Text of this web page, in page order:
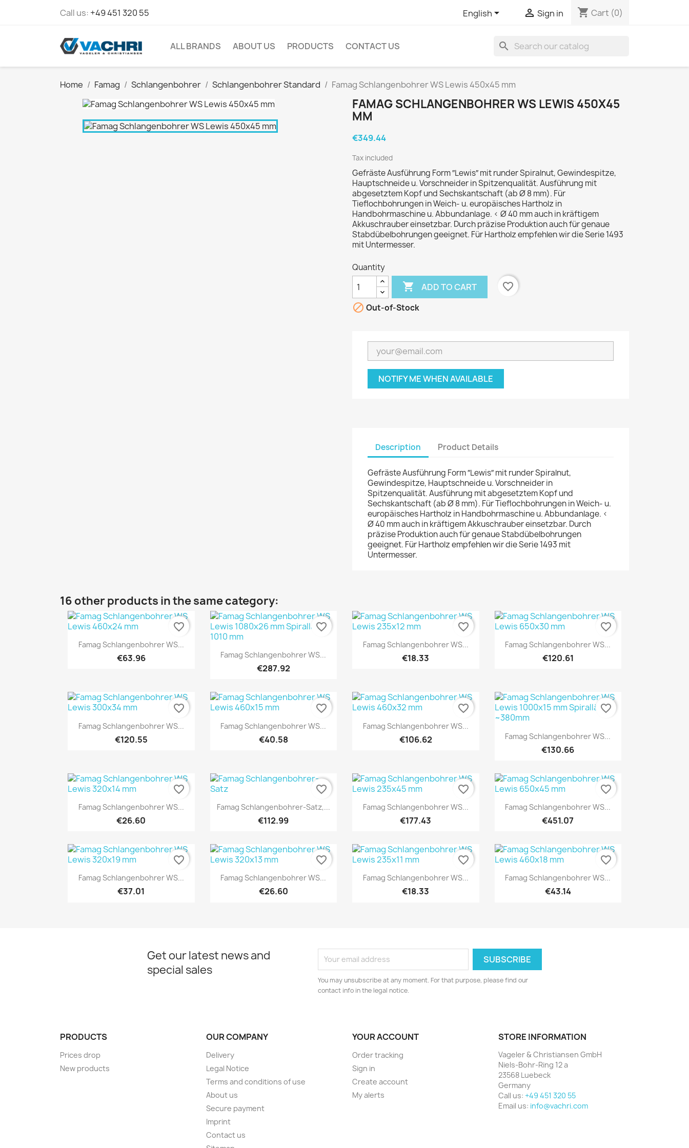
Call us: +49 451 320 55 English  Sign in shopping_cart Cart (0)
ALL BRANDS ABOUT US PRODUCTS CONTACT US search
Home Famag Schlangenbohrer Schlangenbohrer Standard Famag Schlangenbohrer WS Lewis 450x45 mm
FAMAG SCHLANGENBOHRER WS LEWIS 450X45
MM
€349.44
Tax included
Gefräste Ausführung Form ″Lewis″ mit runder Spiralnut, Gewindespitze,
Hauptschneide u. Vorschneider in Spitzenqualität. Ausführung mit
abgesetztem Kopf und Sechskantschaft (ab Ø 8 mm). Für
Tieflochbohrungen in Weich- u. europäisches Hartholz in
Handbohrmaschine u. Abbundanlage. < Ø 40 mm auch in kräftigem
Akkuschrauber einsetzbar. Durch präzise Produktion auch für genaue
Stabdübelbohrungen geeignet. Für Hartholz empfehlen wir die Serie 1493
mit Untermesser.
Quantity
 ADD TO CART
favorite_border
 Out-of-Stock
NOTIFY ME WHEN AVAILABLE
Description Product Details
Gefräste Ausführung Form ″Lewis″ mit runder Spiralnut,
Gewindespitze, Hauptschneide u. Vorschneider in
Spitzenqualität. Ausführung mit abgesetztem Kopf und
Sechskantschaft (ab Ø 8 mm). Für Tieflochbohrungen in Weich- u.
europäisches Hartholz in Handbohrmaschine u. Abbundanlage. <
Ø 40 mm auch in kräftigem Akkuschrauber einsetzbar. Durch
präzise Produktion auch für genaue Stabdübelbohrungen
geeignet. Für Hartholz empfehlen wir die Serie 1493 mit
Untermesser.
16 other products in the same category:
Quick view
Famag Schlangenbohrer WS...
€63.96
favorite_border
Quick view
Famag Schlangenbohrer WS...
€287.92
favorite_border
Quick view
Famag Schlangenbohrer WS...
€18.33
favorite_border
Quick view
Famag Schlangenbohrer WS...
€120.61
favorite_border
Quick view
Famag Schlangenbohrer WS...
€120.55
favorite_border
Quick view
Famag Schlangenbohrer WS...
€40.58
favorite_border
Quick view
Famag Schlangenbohrer WS...
€106.62
favorite_border
Quick view
Famag Schlangenbohrer WS...
€130.66
favorite_border
Quick view
Famag Schlangenbohrer WS...
€26.60
favorite_border
Quick view
Famag Schlangenbohrer-Satz,...
€112.99
favorite_border
Quick view
Famag Schlangenbohrer WS...
€177.43
favorite_border
Quick view
Famag Schlangenbohrer WS...
€451.07
favorite_border
Quick view
Famag Schlangenbohrer WS...
€37.01
favorite_border
Quick view
Famag Schlangenbohrer WS...
€26.60
favorite_border
Quick view
Famag Schlangenbohrer WS...
€18.33
favorite_border
Quick view
Famag Schlangenbohrer WS...
€43.14
favorite_border
Get our latest news and
special sales
You may unsubscribe at any moment. For that purpose, please find our
contact info in the legal notice.
PRODUCTS
Prices drop
New products
OUR COMPANY
Delivery
Legal Notice
Terms and conditions of use
About us
Secure payment
Imprint
Contact us
YOUR ACCOUNT
Order tracking
Sign in
Create account
My alerts
STORE INFORMATION
Vageler & Christiansen GmbH
Niels-Bohr-Ring 12 a
23568 Luebeck
Germany
Call us: +49 451 320 55
Email us: info@vachri.com